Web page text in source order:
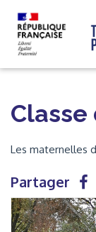
Les maternelles
Partager